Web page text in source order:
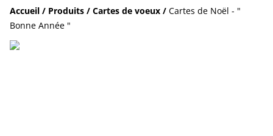
Accueil / Produits / Cartes de voeux / Cartes de Noël - "
Bonne Année "